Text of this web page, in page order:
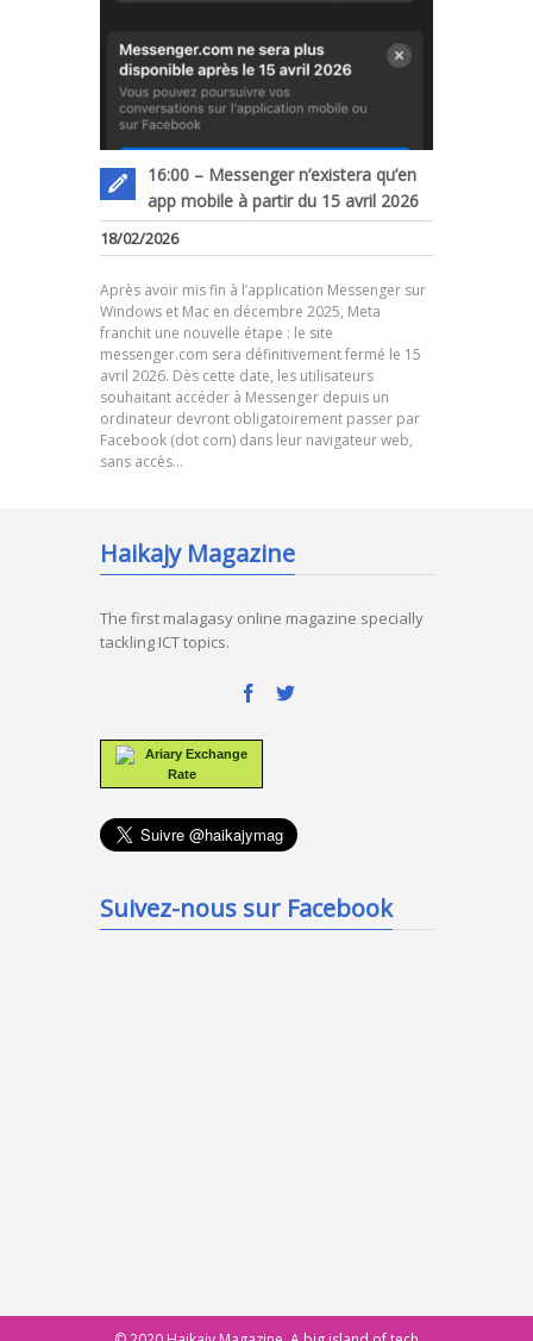
16:00 – Messenger n’existera qu’en
app mobile à partir du 15 avril 2026
18/02/2026
Après avoir mis fin à l’application Messenger sur
Windows et Mac en décembre 2025, Meta
franchit une nouvelle étape : le site
messenger.com sera définitivement fermé le 15
avril 2026. Dès cette date, les utilisateurs
souhaitant accéder à Messenger depuis un
ordinateur devront obligatoirement passer par
Facebook (dot com) dans leur navigateur web,
sans accès…
Haikajy Magazine
The first malagasy online magazine specially
tackling ICT topics.
Ariary Exchange
Rate
Suivez-nous sur Facebook